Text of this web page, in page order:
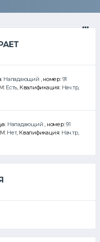
Нападающий , номер: 91
Есть, Квалификация: Нач.тр,
Нападающий , номер:91
Нет, Квалификация: Нач.тр,